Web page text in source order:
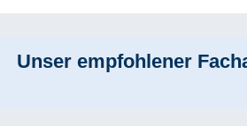
Unser empfohlener